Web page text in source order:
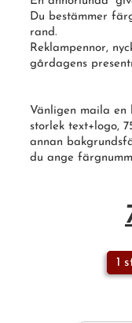
Du bestämmer
rand.
Reklampennor,
gårdagens
Vänligen maila
storlek text+logo,
annan
du ange
1